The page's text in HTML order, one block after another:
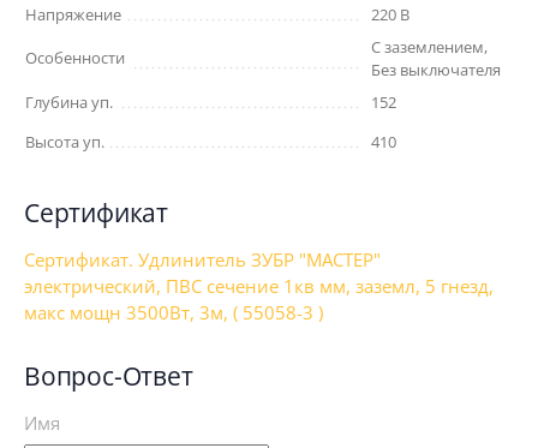
Напряжение
220 В
Особенности
С заземлением,
Без выключателя
Глубина уп.
152
Высота уп.
410
Сертификат
Сертификат. Удлинитель ЗУБР "МАСТЕР"
электрический, ПВС сечение 1кв мм, заземл, 5 гнезд,
макс мощн 3500Вт, 3м, ( 55058-3 )
Вопрос-Ответ
Имя